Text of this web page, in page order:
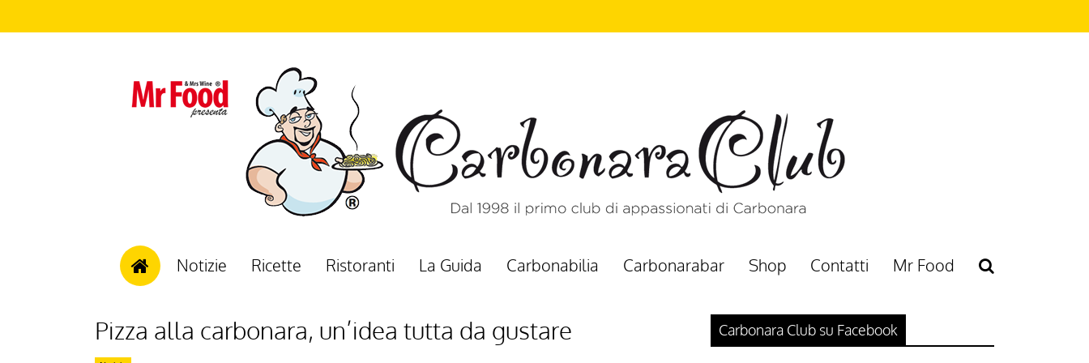
Notizie Ricette Ristoranti La Guida Carbonabilia Carbonarabar Shop Contatti Mr Food
Pizza alla carbonara, un’idea tutta da gustare Carbonara Club su Facebook